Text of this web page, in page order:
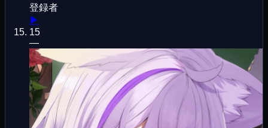
登録者
▶
15
—